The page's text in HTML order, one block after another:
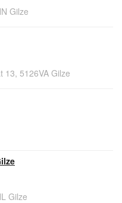
Gilze
13, 5126VA Gilze
Gilze